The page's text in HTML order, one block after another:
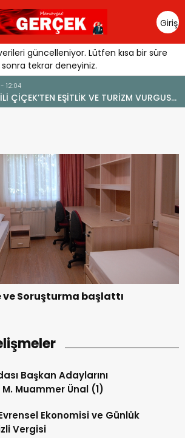
Giriş
Yap
güncelleniyor. Lütfen kısa bir süre
sonra tekrar deneyiniz.
4 Ağustos 2026 - 19:47
YENİ BİR DİN: SOSYAL MEDYA
Soruşturma başlattı
Başkan Adaylarını
M. Muammer Ünal (1)
Ekonomisi ve Günlük
Vergisi